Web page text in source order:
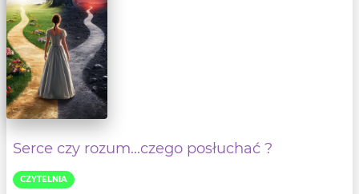
Serce czy rozum...czego posłuchać ?
CZYTELNIA